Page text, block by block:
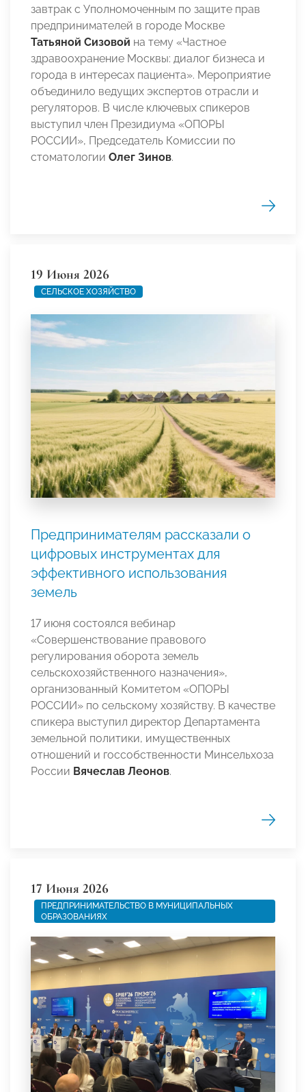
завтрак с Уполномоченным по защите прав
предпринимателей в городе Москве
Татьяной Сизовой на тему «Частное
здравоохранение Москвы: диалог бизнеса и
города в интересах пациента». Мероприятие
объединило ведущих экспертов отрасли и
регуляторов. В числе ключевых спикеров
выступил член Президиума «ОПОРЫ
РОССИИ», Председатель Комиссии по
стоматологии Олег Зинов.
19 Июня 2026
СЕЛЬСКОЕ ХОЗЯЙСТВО
Предпринимателям рассказали о
цифровых инструментах для
эффективного использования
земель
17 июня состоялся вебинар
«Совершенствование правового
регулирования оборота земель
сельскохозяйственного назначения»,
организованный Комитетом «ОПОРЫ
РОССИИ» по сельскому хозяйству. В качестве
спикера выступил директор Департамента
земельной политики, имущественных
отношений и госсобственности Минсельхоза
России Вячеслав Леонов.
17 Июня 2026
ПРЕДПРИНИМАТЕЛЬСТВО В МУНИЦИПАЛЬНЫХ
ОБРАЗОВАНИЯХ